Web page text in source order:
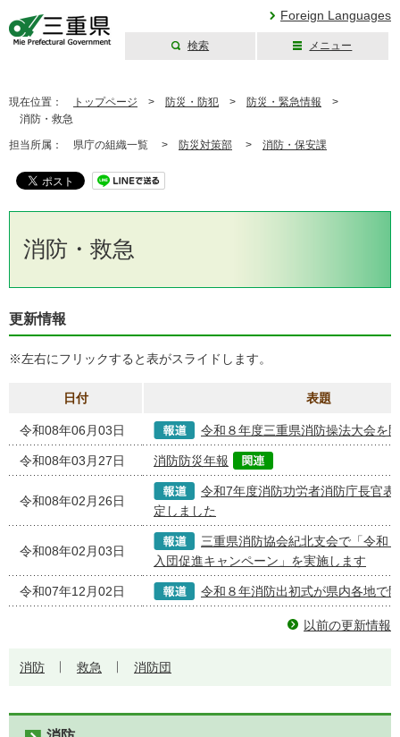
Foreign Languages
検索 メニュー
現在位置： トップページ > 防災・防犯 > 防災・緊急情報 >
消防・救急
担当所属： 県庁の組織一覧 > 防災対策部 > 消防・保安課
消防・救急
更新情報
※左右にフリックすると表がスライドします。
日付 表題
令和08年06月03日 令和８年度三重県消防操法大会を
令和08年03月27日 消防防災年報
令和08年02月26日
令和7年度消防功労者消防庁長官表
定しました
令和08年02月03日
三重県消防協会紀北支会で「令和
入団促進キャンペーン」を実施します
令和07年12月02日 令和８年消防出初式が県内各地で
以前の更新情報
消防 救急 消防団